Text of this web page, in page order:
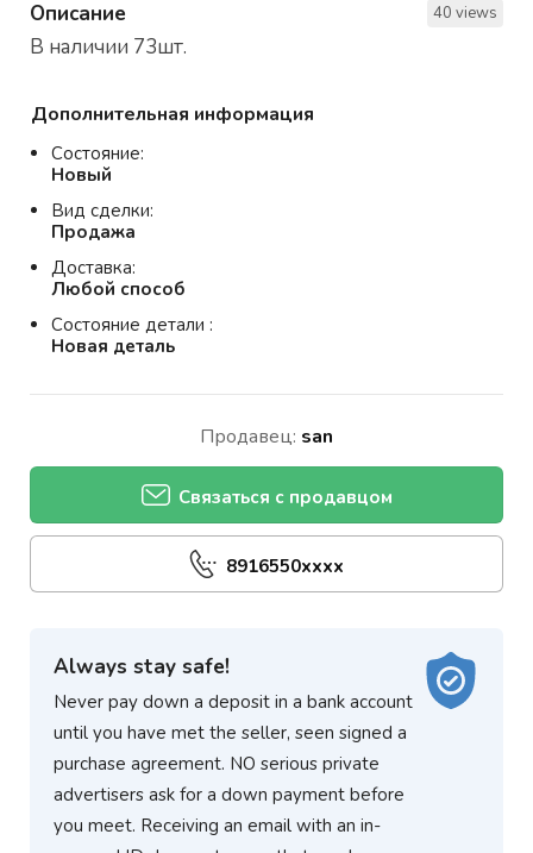
Описание 40 views
В наличии 73шт.
Дополнительная информация
Состояние:
Новый
Вид сделки:
Продажа
Доставка:
Любой способ
Состояние детали :
Новая деталь
Продавец: san
Связаться с продавцом
8916550xxxx
Always stay safe!
Never pay down a deposit in a bank account
until you have met the seller, seen signed a
purchase agreement. NO serious private
advertisers ask for a down payment before
you meet. Receiving an email with an in-